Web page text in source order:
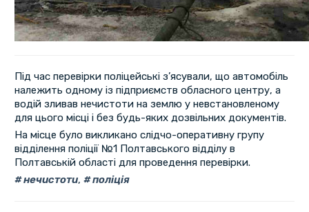
Під час перевірки поліцейські з’ясували, що автомобіль
належить одному із підприємств обласного центру, а
водій зливав нечистоти на землю у невстановленому
для цього місці і без будь-яких дозвільних документів.
На місце було викликано слідчо-оперативну групу
відділення поліції №1 Полтавського відділу в
Полтавській області для проведення перевірки.
нечистоти, поліція